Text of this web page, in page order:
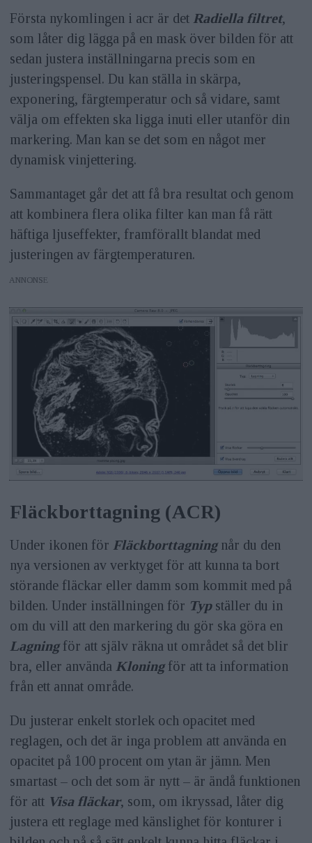
Första nykomlingen i acr är det Radiella filtret,
som låter dig lägga på en mask över bilden för att
sedan justera inställningarna precis som en
justeringspensel. Du kan ställa in skärpa,
exponering, färgtemperatur och så vidare, samt
välja om effekten ska ligga inuti eller utanför din
markering. Man kan se det som en något mer
dynamisk vinjettering.
Sammantaget går det att få bra resultat och genom
att kombinera flera olika filter kan man få rätt
häftiga ljuseffekter, framförallt blandat med
justeringen av färgtemperaturen.
ANNONS
Fläckborttagning (ACR)
Under ikonen för Fläckborttagningnår du den
nya versionen av verktyget för att kunna ta bort
störande fläckar eller damm som kommit med på
bilden. Under inställningen för Typställer du in
om du vill att den markering du gör ska göra en
Lagningför att själv räkna ut området så det blir
bra, eller använda Kloningför att ta information
från ett annat område.
Du justerar enkelt storlek och opacitet med
reglagen, och det är inga problem att använda en
opacitet på 100 procent om ytan är jämn. Men
smartast – och det som är nytt – är ändå funktionen
för att Visa fläckar, som, om ikryssad, låter dig
justera ett reglage med känslighet för konturer i